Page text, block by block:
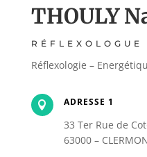
THOULY
RÉFLEXOLOGUE
Réflexologie –
 ADRESSE 1
33 Ter Rue de
63000 –